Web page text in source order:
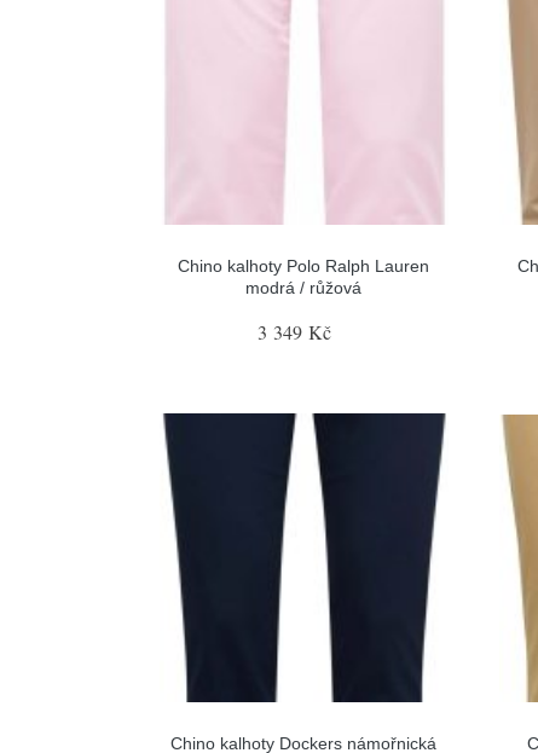
Chino kalhoty Polo Ralph Lauren
modrá / růžová
3 349 Kč
Chino kalhoty Dockers námořnická